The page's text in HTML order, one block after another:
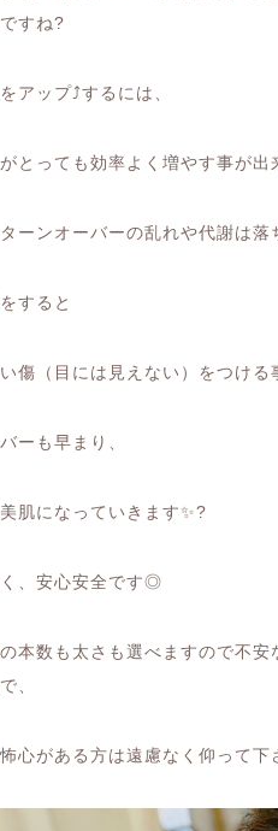
すね?
アップ⤴️するには、
がとっても効率よく増やす事が出
ーンオーバーの乱れや代謝は落
すると
傷（目には見えない）をつける
ーも早まり、
肌になっていきます✨?
、安心安全です◎
本数も太さも選べますので不
、
心がある方は遠慮なく仰って下